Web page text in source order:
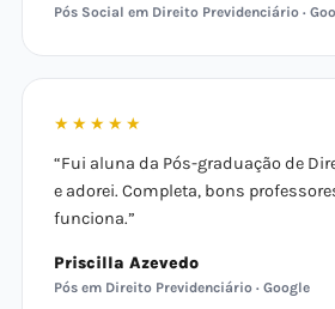
Pós Social em Direito Previdenciário ·
★★★★★
“Fui aluna da Pós-graduação de
e adorei. Completa, bons
funciona.”
Priscilla Azevedo
Pós em Direito Previdenciário · Google